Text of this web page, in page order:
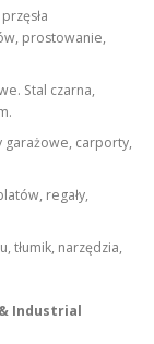
prostowanie,
Stal czarna,
carporty,
regały,
tłumik, narzędzia,
Industrial